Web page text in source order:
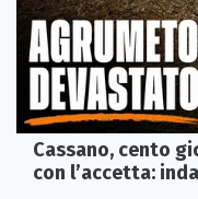
Cassano, cento
con l’accetta: